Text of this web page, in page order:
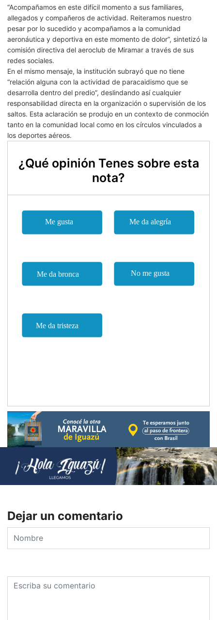
“Acompañamos en este difícil momento a sus familiares,
allegados y compañeros de actividad. Reiteramos nuestro
pesar por lo sucedido y acompañamos a la comunidad
aeronáutica y deportiva en este momento de dolor”, sintetizó la
comisión directiva del aeroclub de Miramar a través de sus
redes sociales.
En el mismo mensaje, la institución subrayó que no tiene
“relación alguna con la actividad de paracaidismo que se
desarrolla dentro del predio”, deslindando así cualquier
responsabilidad directa en la organización o supervisión de los
saltos. Esta aclaración se produjo en un contexto de conmoción
tanto en la comunidad local como en los círculos vinculados a
los deportes aéreos.
¿Qué opinión Tenes sobre esta
nota?
Dejar un comentario